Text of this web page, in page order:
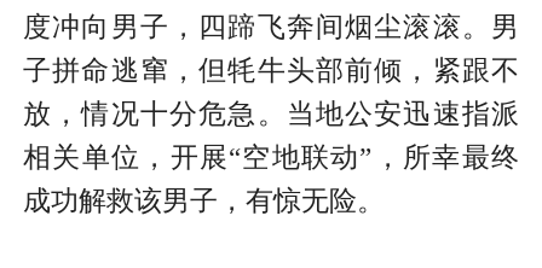
度冲向男子，四蹄飞奔间烟尘滚滚。男
子拼命逃窜，但牦牛头部前倾，紧跟不
放，情况十分危急。当地公安迅速指派
相关单位，开展“空地联动”，所幸最终
成功解救该男子，有惊无险。